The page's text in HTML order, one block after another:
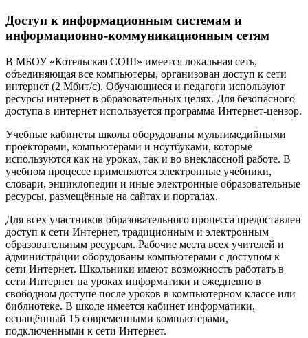
Доступ к информационным системам и
информационно-коммуникационным сетям
В МБОУ «Котельская СОШ» имеется локальная сеть,
объединяющая все компьютеры, организован доступ к сети
интернет (2 Мбит/с). Обучающиеся и педагоги используют
ресурсы интернет в образовательных целях. Для безопасного
доступа в интернет используется программа Интернет-цензор.
Учебные кабинеты школы оборудованы мультимедийными
проекторами, компьютерами и ноутбуками, которые
используются как на уроках, так и во внеклассной работе. В
учебном процессе применяются электронные учебники,
словари, энциклопедии и иные электронные образовательные
ресурсы, размещённые на сайтах и порталах.
Для всех участников образовательного процесса предоставлен
доступ к сети Интернет, традиционным и электронным
образовательным ресурсам. Рабочие места всех учителей и
администрации оборудованы компьютерами с доступом к
сети Интернет. Школьники имеют возможность работать в
сети Интернет на уроках информатики и ежедневно в
свободном доступе после уроков в компьютерном классе или
библиотеке. В школе имеется кабинет информатики,
оснащённый 15 современными компьютерами,
подключенными к сети Интернет.